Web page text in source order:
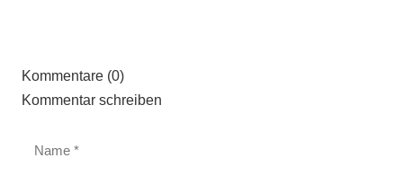
Kommentare (0)
Kommentar schreiben